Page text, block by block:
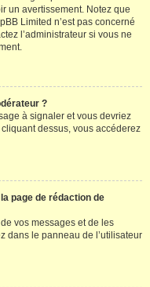
un avertissement. Notez que
Limited n’est pas concerné
l’administrateur si vous ne
?
à signaler et vous devriez
dessus, vous accéderez
page de rédaction de
vos messages et de les
dans le panneau de l’utilisateur